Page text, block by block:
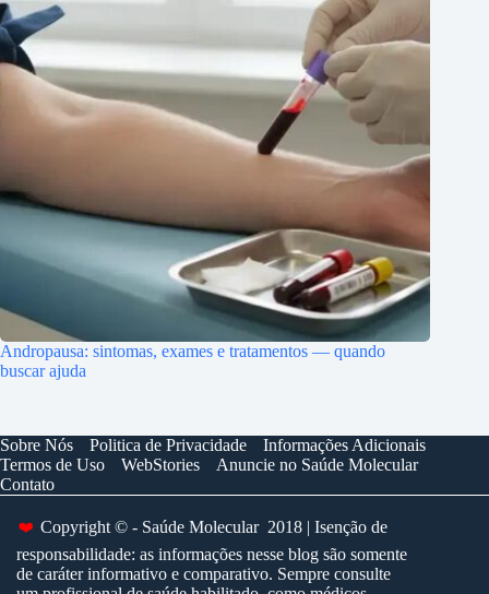
Andropausa: sintomas, exames e tratamentos — quando
buscar ajuda
Sobre Nós Politica de Privacidade
Informações Adicionais
Termos de Uso
WebStories
Anuncie no Saúde Molecular
Contato
❤️ Copyright © - Saúde Molecular 2018 | Isenção de
responsabilidade: as informações nesse blog são somente
de caráter informativo e comparativo. Sempre consulte